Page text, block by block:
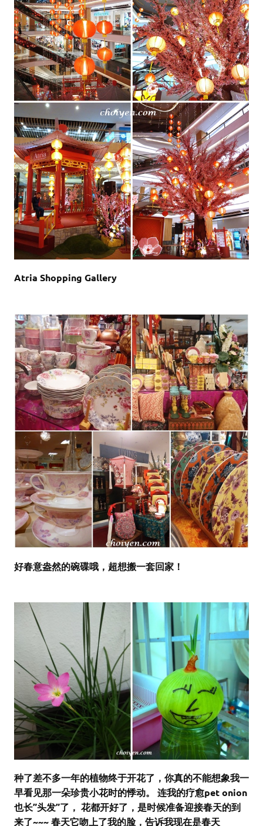
Atria Shopping Gallery
好春意盎然的碗碟哦，超想搬一套回家！
种了差不多一年的植物终于开花了，你真的不能想象我一
早看见那一朵珍贵小花时的悸动。 连我的疗愈pet onion
也长”头发”了， 花都开好了，是时候准备迎接春天的到
来了~~~ 春天它吻上了我的脸，告诉我现在是春天